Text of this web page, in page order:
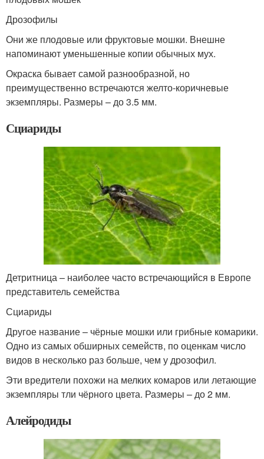
Дрозофилы
Они же плодовые или фруктовые мошки. Внешне
напоминают уменьшенные копии обычных мух.
Окраска бывает самой разнообразной, но
преимущественно встречаются желто-коричневые
экземпляры. Размеры – до 3.5 мм.
Сциариды
Детритница – наиболее часто встречающийся в Европе
представитель семейства
Сциариды
Другое название – чёрные мошки или грибные комарики.
Одно из самых обширных семейств, по оценкам число
видов в несколько раз больше, чем у дрозофил.
Эти вредители похожи на мелких комаров или летающие
экземпляры тли чёрного цвета. Размеры – до 2 мм.
Алейродиды